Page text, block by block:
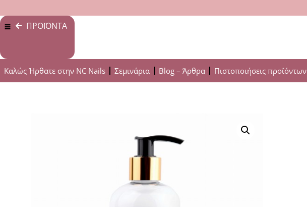
ΠΡΟΪΟΝΤΑ
Καλώς Ήρθατε στην NC Nails Σεμινάρια Blog – Άρθρα Πιστοποιήσεις προϊόντων